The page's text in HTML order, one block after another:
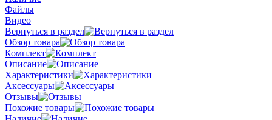
Файлы
Видео
Вернуться в раздел
Обзор товара
Комплект
Описание
Характеристики
Аксессуары
Отзывы
Похожие товары